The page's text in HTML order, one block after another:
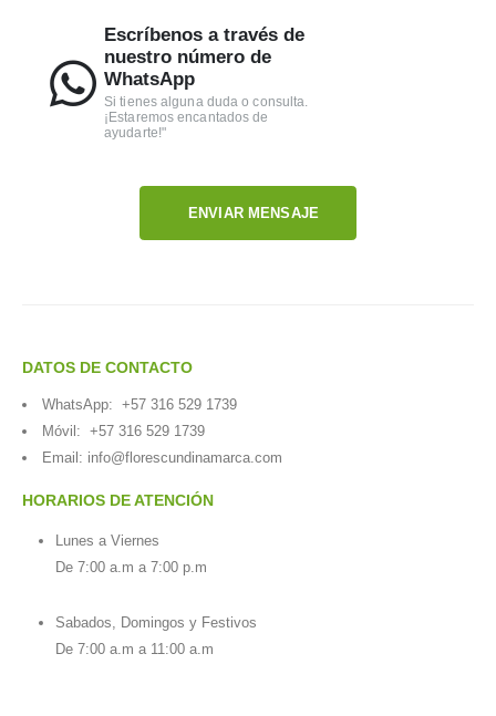
Escríbenos a través de
nuestro número de
WhatsApp
Si tienes alguna duda o consulta.
¡Estaremos encantados de
ayudarte!"
ENVIAR MENSAJE
DATOS DE CONTACTO
WhatsApp: +57 316 529 1739
Móvil: +57 316 529 1739
Email: info@florescundinamarca.com
HORARIOS DE ATENCIÓN
Lunes a Viernes
De 7:00 a.m a 7:00 p.m
Sabados, Domingos y Festivos
De 7:00 a.m a 11:00 a.m